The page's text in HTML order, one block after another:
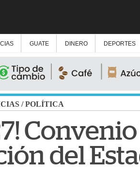
GUATE DINERO DEPORTES
/POLÍTICA
del